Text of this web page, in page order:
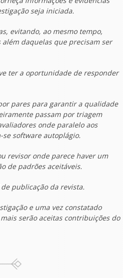
seja iniciada.
evitando, ao mesmo tempo,
daquelas que precisam ser
ter a oportunidade de responder
pares para garantir a qualidade
passam por triagem
onde paralelo aos
software autoplágio.
revisor onde parece haver um
de padrões aceitáveis.
publicação da revista.
e uma vez constatado
serão aceitas contribuições do